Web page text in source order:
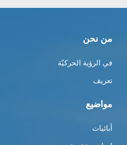
من نحن
في الرؤية الحركيّة
تعريف
مواضيع
أبائيات